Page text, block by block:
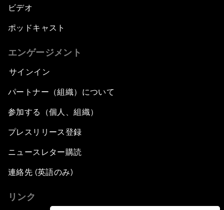
ビデオ
ポッドキャスト
エンゲージメント
サインイン
パートナー（組織）について
参加する（個人、組織）
プレスリリース登録
ニュースレター購読
連絡先 (英語のみ)
リンク